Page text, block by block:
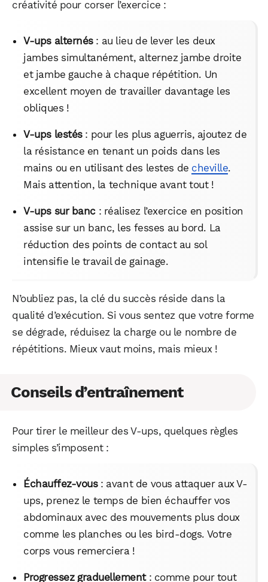
créativité pour corser l’exercice :
V-ups alternés: au lieu de lever les deux
jambes simultanément, alternez jambe droite
et jambe gauche à chaque répétition. Un
excellent moyen de travailler davantage les
obliques !
V-ups lestés: pour les plus aguerris, ajoutez de
la résistance en tenant un poids dans les
mains ou en utilisant des lestes de cheville.
Mais attention, la technique avant tout !
V-ups sur banc: réalisez l’exercice en position
assise sur un banc, les fesses au bord. La
réduction des points de contact au sol
intensifie le travail de gainage.
N’oubliez pas, la clé du succès réside dans la
qualité d’exécution. Si vous sentez que votre forme
se dégrade, réduisez la charge ou le nombre de
répétitions. Mieux vaut moins, mais mieux !
Conseils d’entraînement
Pour tirer le meilleur des V-ups, quelques règles
simples s’imposent :
Échauffez-vous: avant de vous attaquer aux V-
ups, prenez le temps de bien échauffer vos
abdominaux avec des mouvements plus doux
comme les planches ou les bird-dogs. Votre
corps vous remerciera !
Progressez graduellement: comme pour tout
WhatsApp Telegram Email